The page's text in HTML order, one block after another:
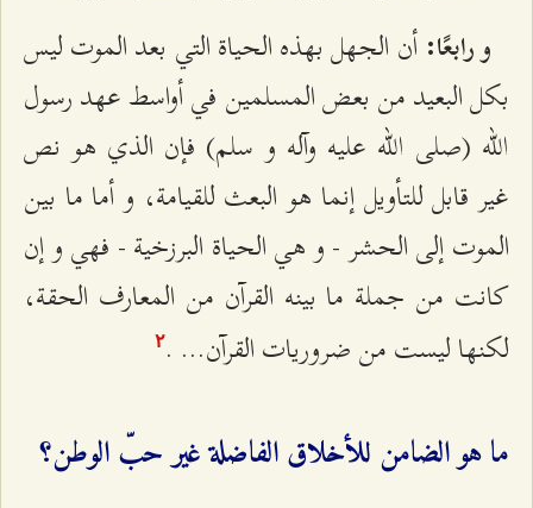
و رابعًا: أن الجهل بهذه الحياة التي بعد الموت ليس
بكل البعيد من بعض المسلمين في أواسط عهد رسول
الله (صلى الله عليه وآله و سلم) فإن الذي هو نص
غير قابل للتأويل إنما هو البعث للقيامة، و أما ما بين
الموت إلى الحشر - و هي الحياة البرزخية - فهي و إن
كانت من جملة ما بينه القرآن من المعارف الحقة،
لكنها ليست من ضروريات القرآن... .٢
ما هو الضامن للأخلاق الفاضلة غير حبّ الوطن؟